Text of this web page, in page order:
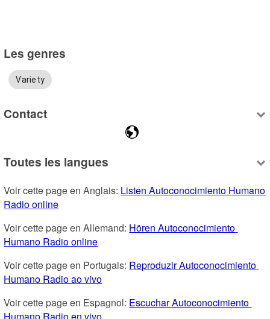
Les genres
Variety
Contact
Toutes les langues
Voir cette page en Anglais: Listen Autoconocimiento Humano
Radio online
Voir cette page en Allemand: Hören Autoconocimiento
Humano Radio online
Voir cette page en Portugais: Reproduzir Autoconocimiento
Humano Radio ao vivo
Voir cette page en Espagnol: Escuchar Autoconocimiento
Humano Radio en vivo